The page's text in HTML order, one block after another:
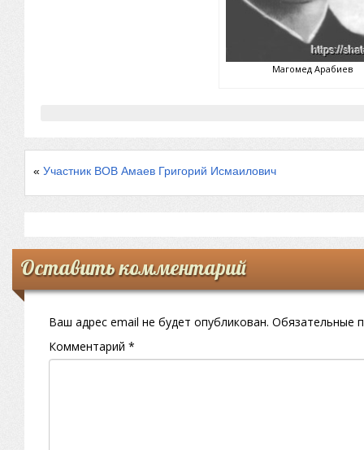
Магомед Арабиев
« Участник ВОВ Амаев Григорий Исмаилович
Оставить комментарий
Ваш адрес email не будет опубликован. Обязательные
Комментарий *